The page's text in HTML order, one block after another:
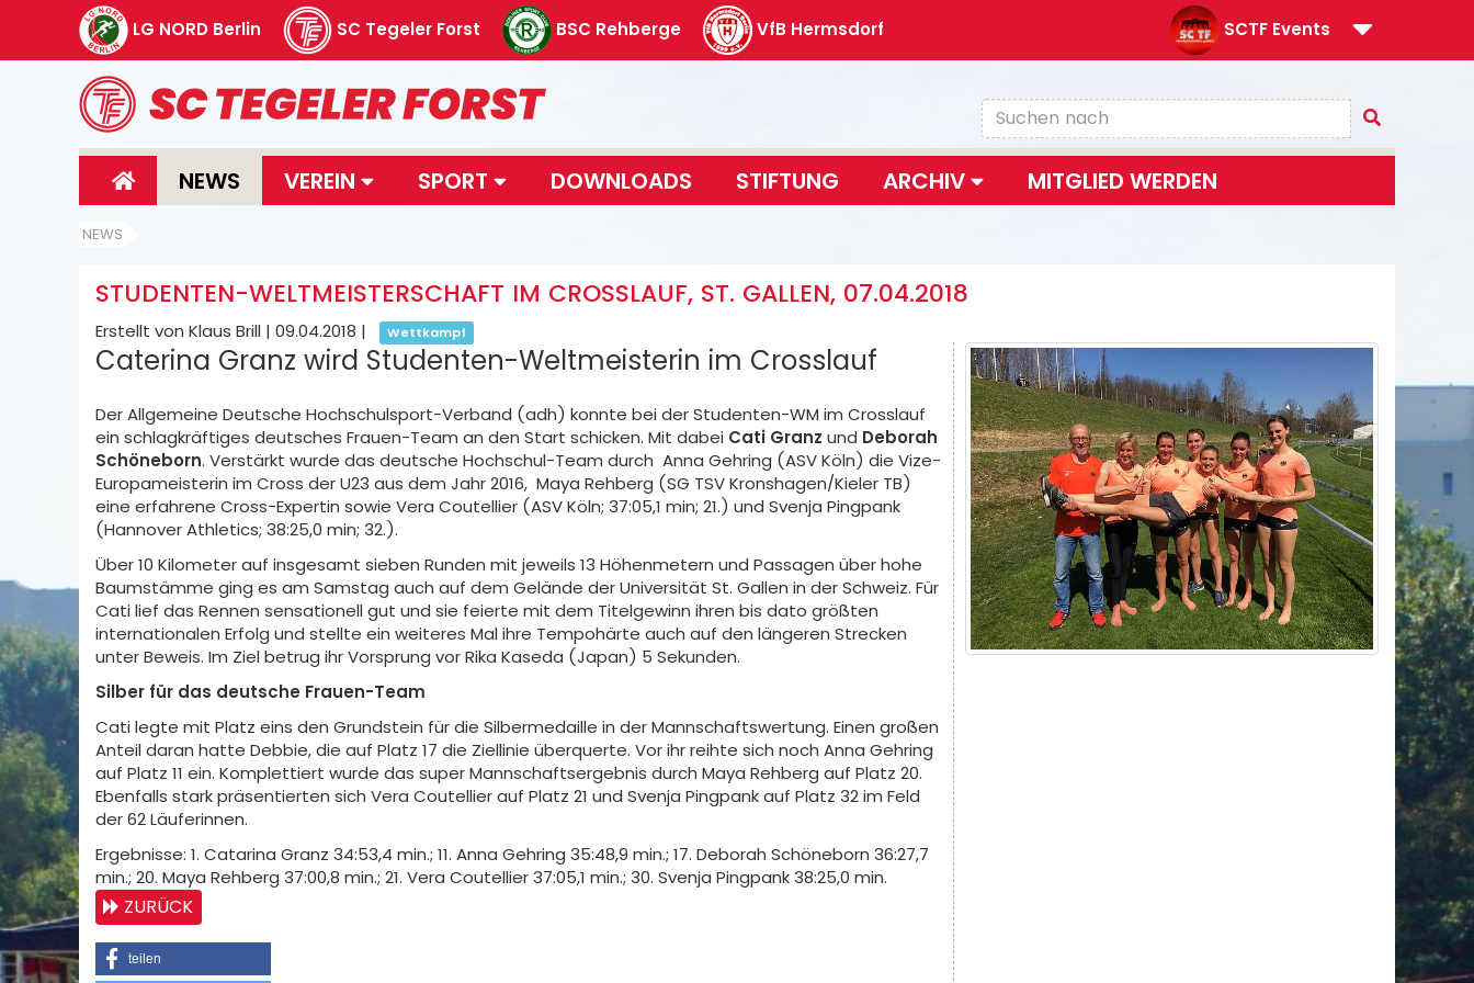
LG NORD Berlin SC Tegeler Forst BSC Rehberge VfB Hermsdorf SCTF Events
NEWS VEREIN SPORT DOWNLOADS STIFTUNG ARCHIV MITGLIED WERDEN
NEWS
STUDENTEN-WELTMEISTERSCHAFT IM CROSSLAUF, ST. GALLEN, 07.04.2018
Erstellt von Klaus Brill | 09.04.2018 | Wettkampf
Caterina Granz wird Studenten-Weltmeisterin im Crosslauf
Der Allgemeine Deutsche Hochschulsport-Verband (adh) konnte bei der Studenten-WM im Crosslauf
ein schlagkräftiges deutsches Frauen-Team an den Start schicken. Mit dabei Cati Granz und Deborah
Schöneborn. Verstärkt wurde das deutsche Hochschul-Team durch Anna Gehring (ASV Köln) die Vize-
Europameisterin im Cross der U23 aus dem Jahr 2016, Maya Rehberg (SG TSV Kronshagen/Kieler TB)
eine erfahrene Cross-Expertin sowie Vera Coutellier (ASV Köln; 37:05,1 min; 21.) und Svenja Pingpank
(Hannover Athletics; 38:25,0 min; 32.).
Über 10 Kilometer auf insgesamt sieben Runden mit jeweils 13 Höhenmetern und Passagen über hohe
Baumstämme ging es am Samstag auch auf dem Gelände der Universität St. Gallen in der Schweiz. Für
Cati lief das Rennen sensationell gut und sie feierte mit dem Titelgewinn ihren bis dato größten
internationalen Erfolg und stellte ein weiteres Mal ihre Tempohärte auch auf den längeren Strecken
unter Beweis. Im Ziel betrug ihr Vorsprung vor Rika Kaseda (Japan) 5 Sekunden.
Silber für das deutsche Frauen-Team
Cati legte mit Platz eins den Grundstein für die Silbermedaille in der Mannschaftswertung. Einen großen
Anteil daran hatte Debbie, die auf Platz 17 die Ziellinie überquerte. Vor ihr reihte sich noch Anna Gehring
auf Platz 11 ein. Komplettiert wurde das super Mannschaftsergebnis durch Maya Rehberg auf Platz 20.
Ebenfalls stark präsentierten sich Vera Coutellier auf Platz 21 und Svenja Pingpank auf Platz 32 im Feld
der 62 Läuferinnen.
Ergebnisse: 1. Catarina Granz 34:53,4 min.; 11. Anna Gehring 35:48,9 min.; 17. Deborah Schöneborn 36:27,7
min.; 20. Maya Rehberg 37:00,8 min.; 21. Vera Coutellier 37:05,1 min.; 30. Svenja Pingpank 38:25,0 min.
ZURÜCK
teilen